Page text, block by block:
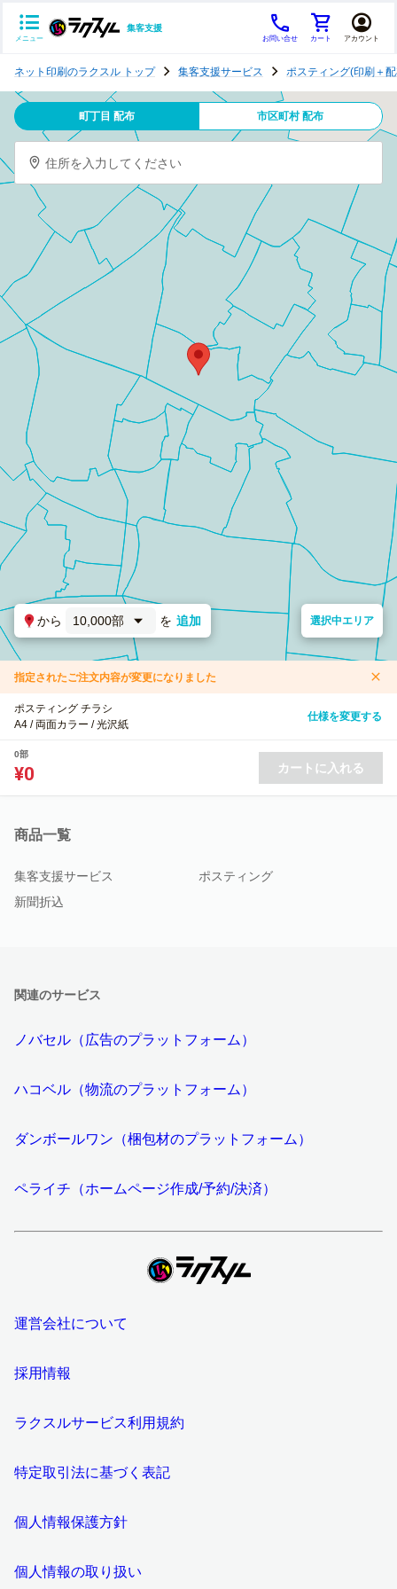
メニュー
集客支援
お問い合せ カート アカウント
テ
ン
グ
ネット印刷のラクスル トップ 集客支援サービス ポスティング(印刷＋
町丁目 配布 市区町村 配布
住所を入力してください
から 10,000部 を 追加 選択中エリア
指定されたご注文内容が変更になりました
ポスティング チラシ
A4 / 両面カラー / 光沢紙
仕様を変更する
0部
¥0 カートに入れる
商品一覧
集客支援サービス
ポスティング
新聞折込
関連のサービス
ノバセル（広告のプラットフォーム）
ハコベル（物流のプラットフォーム）
ダンボールワン（梱包材のプラットフォーム）
ペライチ（ホームページ作成/予約/決済）
運営会社について
採用情報
ラクスルサービス利用規約
特定取引法に基づく表記
個人情報保護方針
個人情報の取り扱い